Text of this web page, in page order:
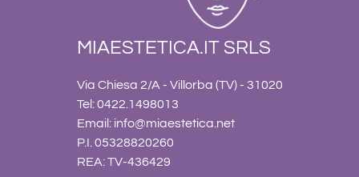
MIAESTETICA.IT SRLS
Via Chiesa 2/A - Villorba (TV) - 31020
Tel: 0422.1498013
Email: info@miaestetica.net
P.I. 05328820260
REA: TV-436429